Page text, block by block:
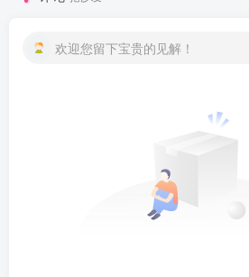
欢迎您留下宝贵的见解！